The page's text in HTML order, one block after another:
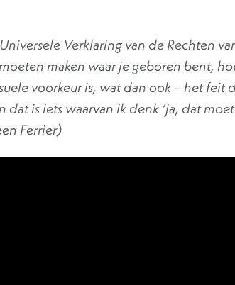
Verklaring van de Rechten
maken waar je geboren bent,
voorkeur is, wat dan ook – het feit
is iets waarvan ik denk ‘ja, dat
Ferrier)